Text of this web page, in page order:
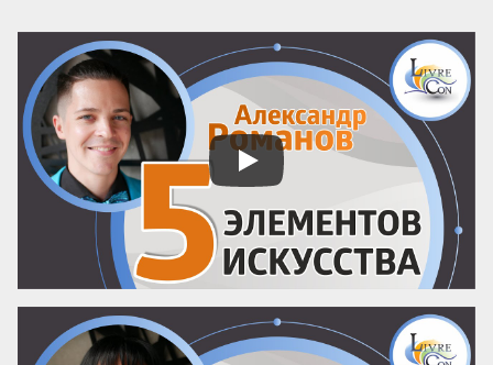
итальянских печатников XV–XVI веков—
гуманистическое письмо.*
Гуманистический минускул писали
ширококонечным плоским пером, держа
его под небольшим углом относительно
горизонтали. Пуансонисты при
разработке наборного шрифта пытались
максимально точно воспроизвести
привычный для читателя почерк, поэтому
знаки венецианс...